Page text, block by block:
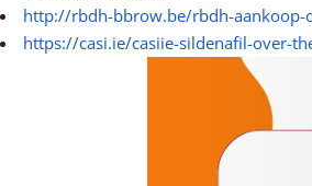
http://rbdh-bbrow.be/rbdh-aankoop-
https://casi.ie/casiie-sildenafil-over-